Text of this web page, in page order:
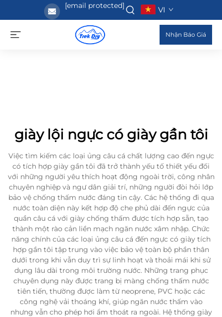
[email protected] VI
Nhận Báo Giá
giày lội ngực có giày gần tôi
Việc tìm kiếm các loại ủng câu cá chất lượng cao đến ngực
có tích hợp giày gần tôi đã trở thành yếu tố thiết yếu đối
với những người yêu thích hoạt động ngoài trời, công nhân
chuyên nghiệp và ngư dân giải trí, những người đòi hỏi lớp
bảo vệ chống thấm nước đáng tin cậy. Các hệ thống đi qua
nước toàn diện này kết hợp độ che phủ dài đến ngực của
quần câu cá với giày chống thấm được tích hợp sẵn, tạo
thành một rào cản liền mạch ngăn nước xâm nhập. Chức
năng chính của các loại ủng câu cá đến ngực có giày tích
hợp gần tôi tập trung vào việc bảo vệ toàn bộ phần thân
dưới trong khi vẫn duy trì sự linh hoạt và thoải mái khi sử
dụng lâu dài trong môi trường nước. Những trang phục
chuyên dụng này được trang bị màng chống thấm nước
tiên tiến, thường được làm từ neoprene, PVC hoặc các
công nghệ vải thoáng khí, giúp ngăn nước thấm vào
nhưng vẫn cho phép hơi ẩm thoát ra ngoài. Hệ thống giày